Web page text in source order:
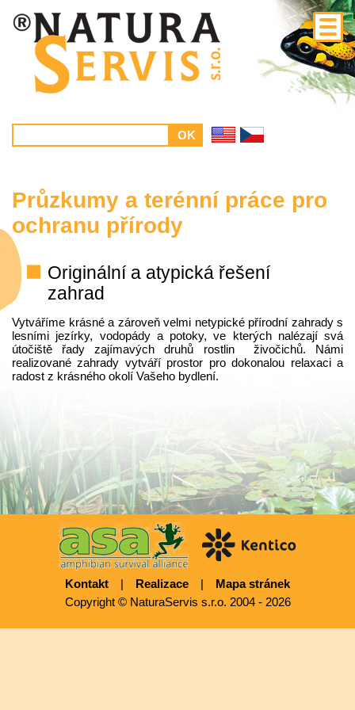
Průzkumy a terénní práce pro
ochranu přírody
Originální a atypická řešení
zahrad
Vytváříme krásné a zároveň velmi netypické přírodní zahrady s
lesními jezírky, vodopády a potoky, ve kterých nalézají svá
útočiště řady zajímavých druhů rostlin živočichů. Námi
realizované zahrady vytváří prostor pro dokonalou relaxaci a
radost z krásného okolí Vašeho bydlení.
Kontakt | Realizace |
Mapa stránek
Copyright © NaturaServis s.r.o. 2004 - 2026